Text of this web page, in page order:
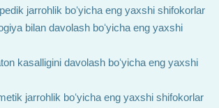
jarrohlik boʻyicha eng yaxshi shifokorlar
bilan davolash boʻyicha eng yaxshi
kasalligini davolash boʻyicha eng yaxshi
jarrohlik boʻyicha eng yaxshi shifokorlar